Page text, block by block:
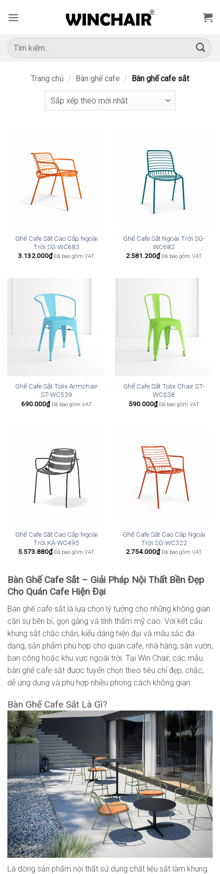
qua
dung
Tìm
kiếm:
Trang chủ / Bàn ghế cafe / Bàn ghế cafe sắt
Ghế Cafe Sắt Cao Cấp Ngoài
Trời SG-WC683
3.132.000₫ Đã bao gồm VAT
Ghế Cafe Sắt Ngoài Trời SG-
WC682
2.581.200₫ Đã bao gồm VAT
Ghế Cafe Sắt Tolix Armchair
ST-WC539
690.000₫ Đã bao gồm VAT
Ghế Cafe Sắt Tolix Chair ST-
WC538
590.000₫ Đã bao gồm VAT
Ghế Cafe Sắt Cao Cấp Ngoài
Trời KA-WC495
5.573.880₫ Đã bao gồm VAT
Ghế Cafe Sắt Cao Cấp Ngoài
Trời SG-WC322
2.754.000₫ Đã bao gồm VAT
Bàn Ghế Cafe Sắt – Giải Pháp Nội Thất Bền Đẹp
Cho Quán Cafe Hiện Đại
Bàn ghế cafe sắt là lựa chọn lý tưởng cho những không gian
cần sự bền bỉ, gọn gàng và tính thẩm mỹ cao. Với kết cấu
khung sắt chắc chắn, kiểu dáng hiện đại và màu sắc đa
dạng, sản phẩm phù hợp cho quán cafe, nhà hàng, sân vườn,
ban công hoặc khu vực ngoài trời. Tại Win Chair, các mẫu
bàn ghế cafe sắt được tuyển chọn theo tiêu chí đẹp, chắc,
dễ ứng dụng và phù hợp nhiều phong cách không gian.
Bàn Ghế Cafe Sắt Là Gì?
Là dòng sản phẩm nội thất sử dụng chất liệu sắt làm khung